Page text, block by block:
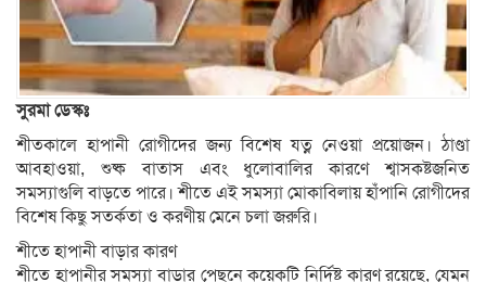
সুরমা ডেস্কঃ
শীতকালে হাপানী রোগীদের জন্য বিশেষ যত্ন নেওয়া প্রয়োজন। ঠাণ্ডা
আবহাওয়া, শুষ্ক বাতাস এবং ধুলোবালির কারণে শ্বাসকষ্টজনিত
সমস্যাগুলি বাড়তে পারে। শীতে এই সমস্যা মোকাবিলায় হাঁপানি রোগীদের
বিশেষ কিছু সতর্কতা ও করণীয় মেনে চলা জরুরি।
শীতে হাপানী বাড়ার কারণ
শীতে হাপানীর সমস্যা বাড়ার পেছনে কয়েকটি নির্দিষ্ট কারণ রয়েছে, যেমন